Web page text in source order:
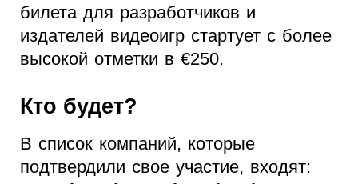
билета для разработчиков и
издателей видеоигр стартует с более
высокой отметки в €250.
Кто будет?
В список компаний, которые
подтвердили свое участие, входят: